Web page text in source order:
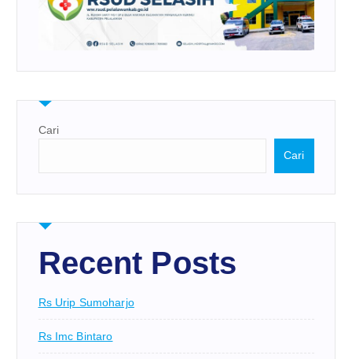
Cari
Cari
Recent Posts
Rs Urip Sumoharjo
Rs Imc Bintaro